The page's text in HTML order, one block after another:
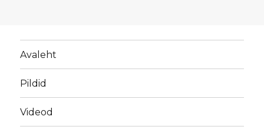
Avaleht
Pildid
Videod